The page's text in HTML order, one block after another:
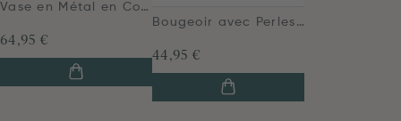
Vase en Métal en Coloris Bleu 32cm
64,95 €
Bougeoir avec Perles en Verre Vert 28cm
44,95 €